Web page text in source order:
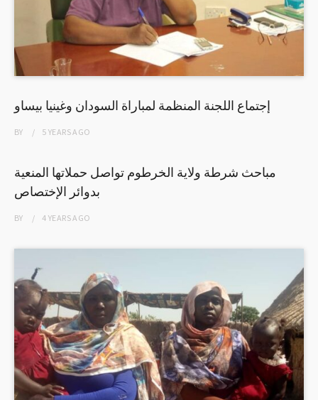
إجتماع اللجنة المنظمة لمباراة السودان وغينيا بيساو
BY 5 YEARSAGO
مباحث شرطة ولاية الخرطوم تواصل حملاتها المنعية
بدوائر الإختصاص
BY 4 YEARSAGO